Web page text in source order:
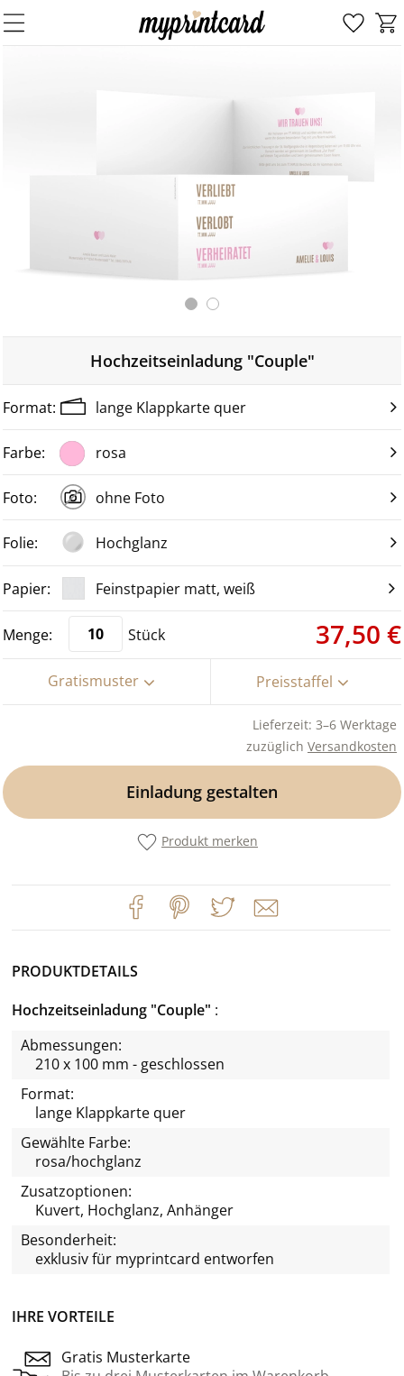
Hochzeitseinladung "Couple"
lange Klappkarte quer
rosa
ohne Foto
Hochglanz
Feinstpapier matt, weiß
Stück 37,50 €
Gratismuster Preisstaffel
Lieferzeit: 3–6 Werktage
zuzüglich Versandkosten
Einladung gestalten
Produkt merken
IHRE VORTEILE
Gratis Musterkarte
PRODUKTDETAILS
Hochzeitseinladung "Couple"
Abmessungen:
210 x 100 mm - geschlossen
Format:
lange Klappkarte quer
Gewählte Farbe:
rosa/hochglanz
Zusatzoptionen:
Kuvert, Hochglanz, Anhänger
Besonderheit:
exklusiv für myprintcard entworfen